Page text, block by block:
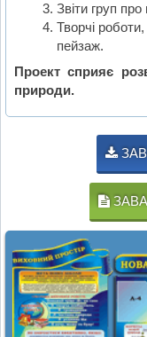
Звіти груп про
Творчі
пейзаж.
Проект сприяє
природи.